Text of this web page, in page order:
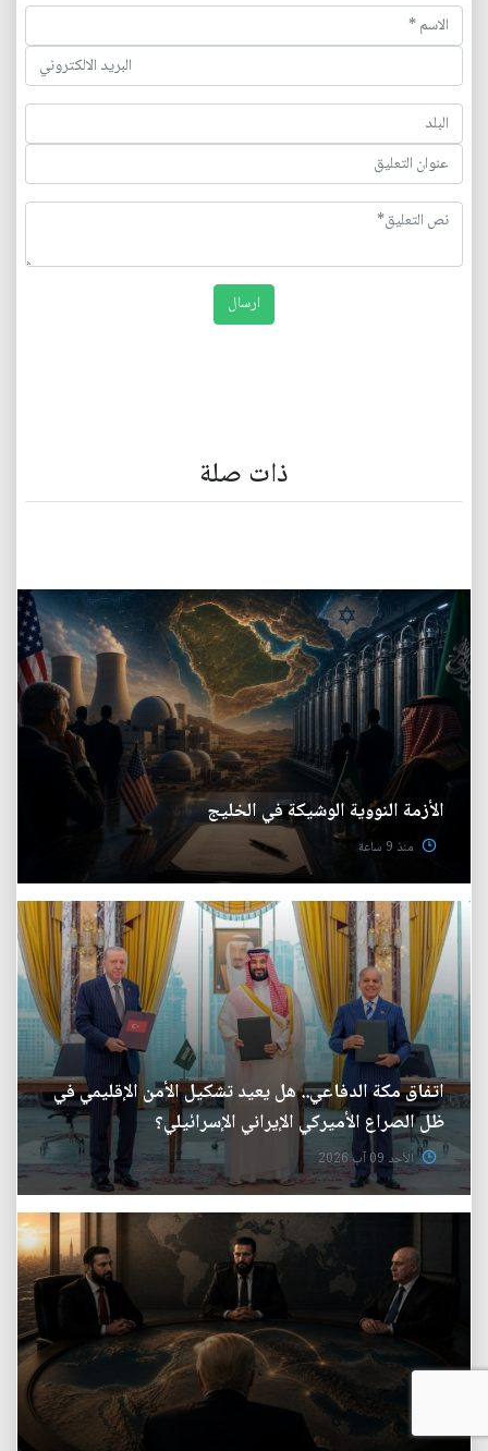
ذات صلة
الأزمة النووية الوشيكة في الخليج
منذ 9 ساعة
اتفاق مكة الدفاعي.. هل يعيد تشكيل الأمن الإقليمي في
ظل الصراع الأميركي الإيراني الإسرائيلي؟
الأحد 09 آب 2026